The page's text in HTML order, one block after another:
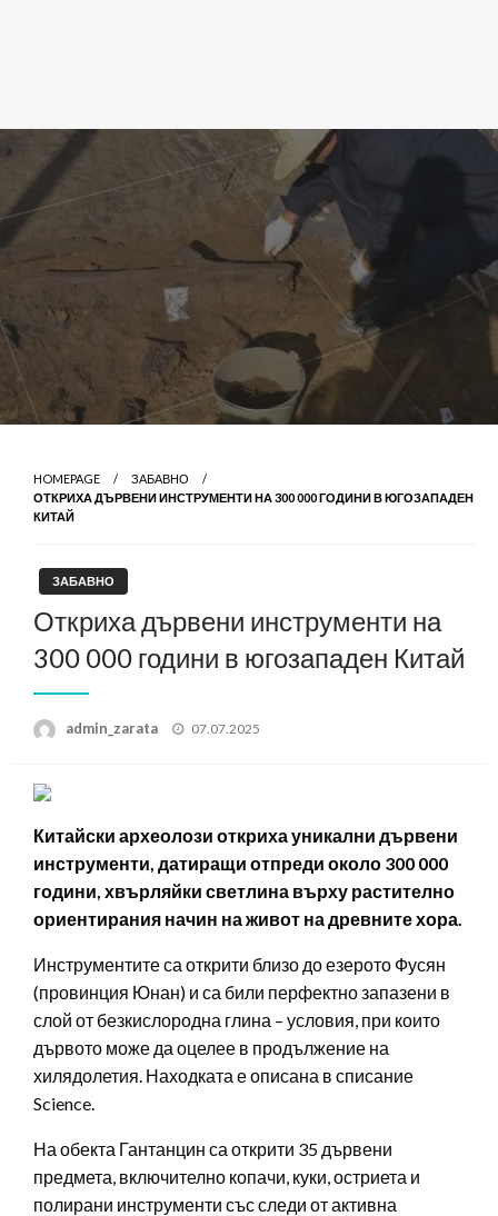
HOMEPAGE
ЗАБАВНО
ОТКРИХА ДЪРВЕНИ ИНСТРУМЕНТИ НА 300 000 ГОДИНИ В ЮГОЗАПАДЕН
КИТАЙ
ЗАБАВНО
Откриха дървени инструменти на
300 000 години в югозападен Китай
admin_zarata
Posted
07.07.2025
Китайски археолози откриха уникални дървени
инструменти, датиращи отпреди около 300 000
години, хвърляйки светлина върху растително
ориентирания начин на живот на древните хора.
Инструментите са открити близо до езерото Фусян
(провинция Юнан) и са били перфектно запазени в
слой от безкислородна глина – условия, при които
дървото може да оцелее в продължение на
хилядолетия. Находката е описана в списание
Science.
На обекта Гантанцин са открити 35 дървени
предмета, включително копачи, куки, остриета и
полирани инструменти със следи от активна